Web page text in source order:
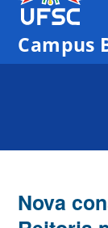
Campus
Nova